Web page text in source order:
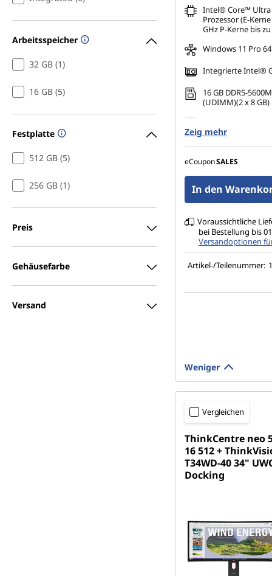
Arbeitsspeicher
32 GB (1)
16 GB (5)
Festplatte
512 GB (5)
256 GB (1)
Preis
Gehäusefarbe
Versand
Intel® Core™ Ultra
Prozessor (E-
GHz P-Kerne bis
Windows 11 Pro 64
Integrierte Intel®
16 GB DDR5-
(UDIMM)(2 x 8 GB)
TLC Opal
Unterstützt bis zu
unabhängige
Zeig mehr
eCouponSALES
In den
Voraussichtliche
bei Bestellung bis
Versandoptionen
Artikel-/Teilenummer:
Weniger
Vergleichen
ThinkCentre neo
16 512 +
T34WD-40 34"
Docking